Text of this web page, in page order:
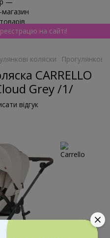
на сайті!
коляски Прогулянкові
CARRELLO
Grey /1/
відгук